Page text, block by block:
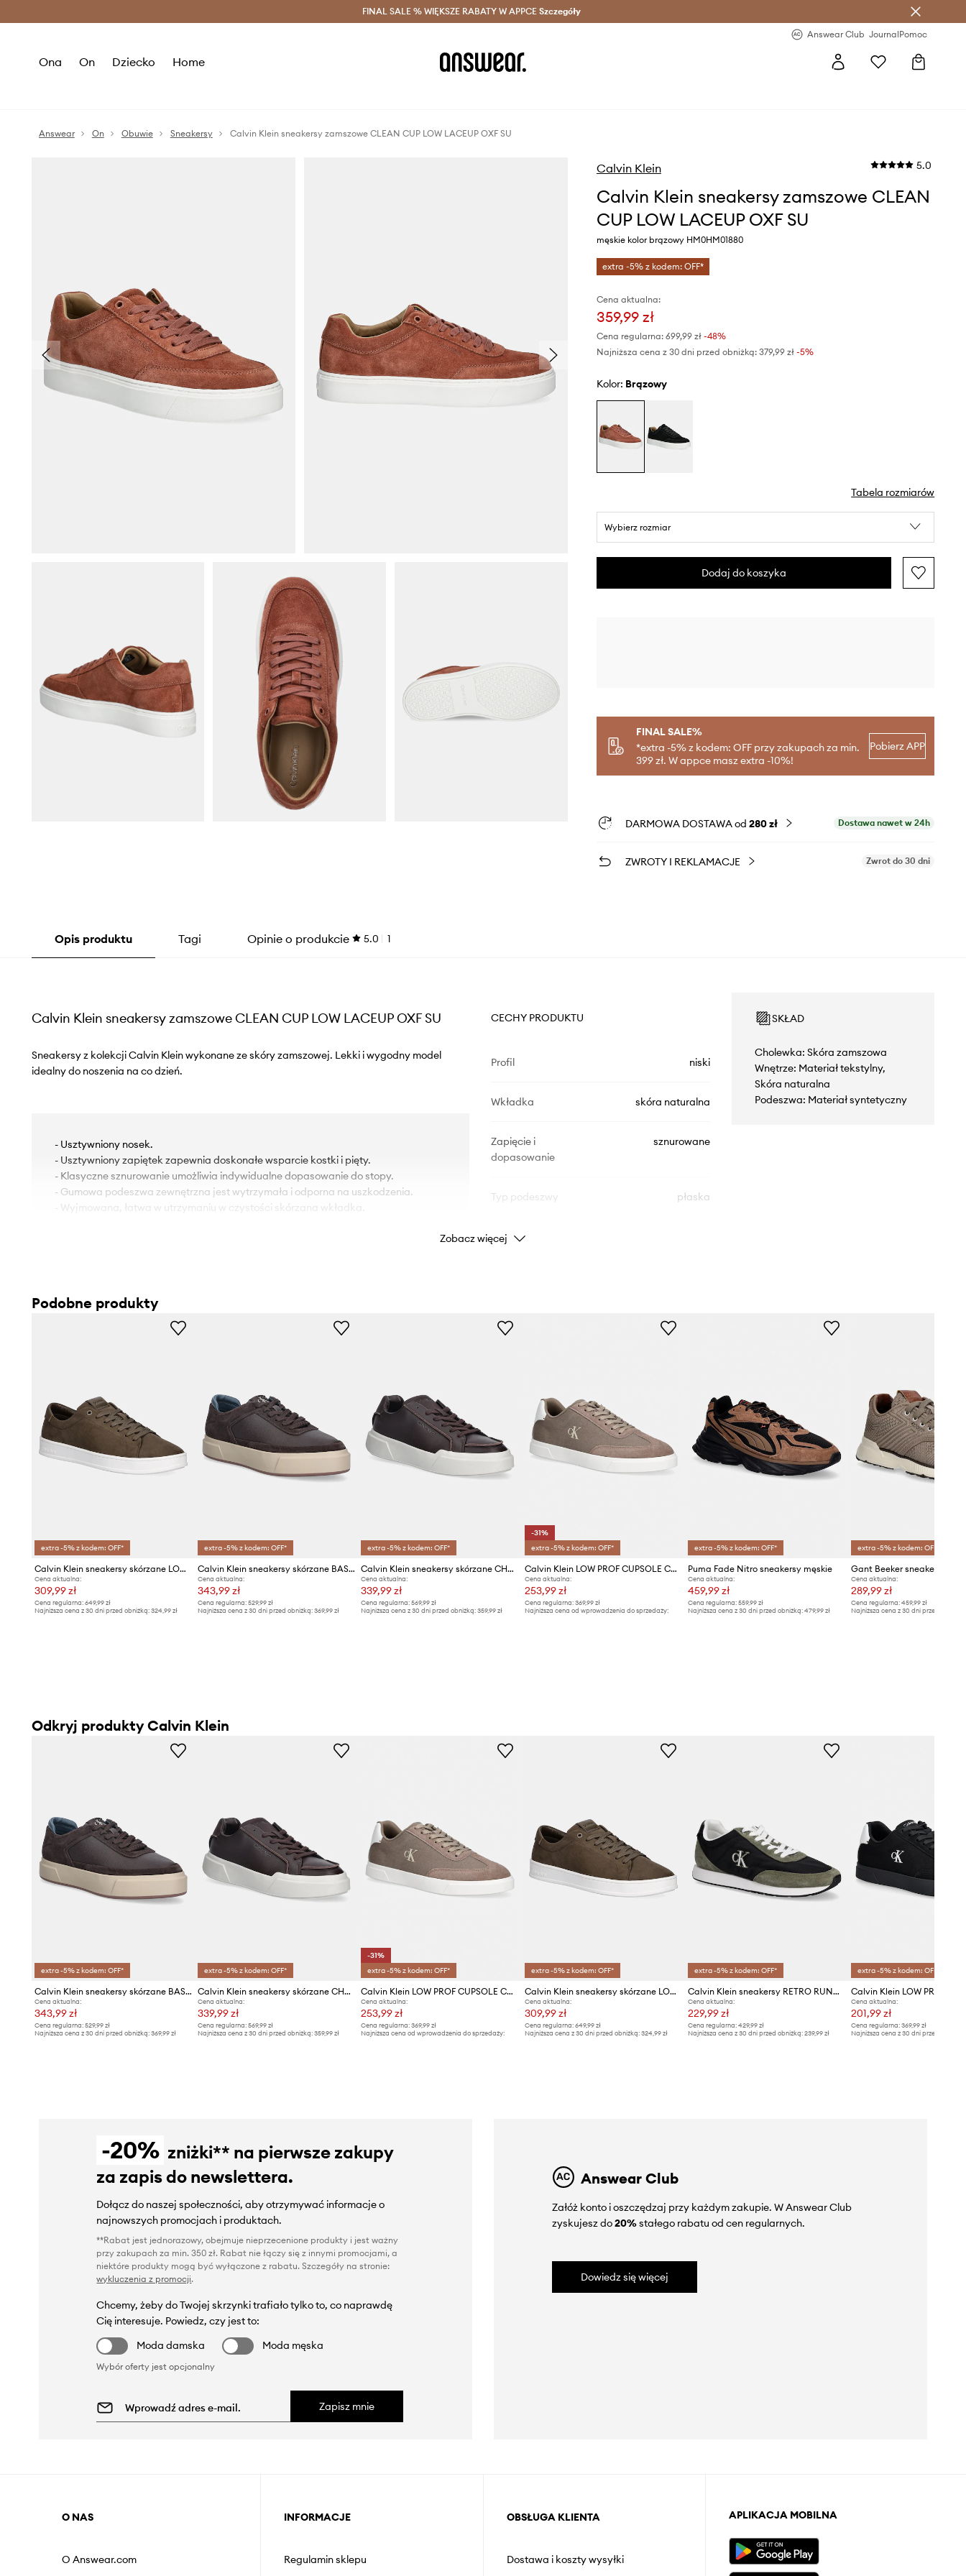
Oszczędzaj z Answear Club > Dostawa nawet w 24h >
FINAL SALE % WIĘKSZE RABATY W APPCE Szczegóły
Answear Club JournalPomoc
Ona On Dziecko Home
Answear On Obuwie Sneakersy Calvin Klein sneakersy zamszowe CLEAN CUP LOW LACEUP OXF SU
Calvin Klein 5.0
Calvin Klein sneakersy zamszowe CLEAN
CUP LOW LACEUP OXF SU
męskie kolor brązowy HM0HM01880
extra -5% z kodem: OFF*
Cena aktualna:
359,99 zł
Cena regularna: 699,99 zł-48%
Najniższa cena z 30 dni przed obniżką: 379,99 zł -5%
Kolor: brązowy
Tabela rozmiarów
Wybierz rozmiar
Dodaj do koszyka
FINAL SALE%
*extra -5% z kodem: OFF przy zakupach za min.
399 zł. W appce masz extra -10%!
Pobierz APP
DARMOWA DOSTAWA od 280 zł Dostawa nawet w 24h
ZWROTY I REKLAMACJE Zwrot do 30 dni
Opis produktu Tagi Opinie o produkcie 5.0 1
Calvin Klein sneakersy zamszowe CLEAN CUP LOW LACEUP OXF SU
Sneakersy z kolekcji Calvin Klein wykonane ze skóry zamszowej. Lekki i wygodny model
idealny do noszenia na co dzień.
- Usztywniony nosek.
- Usztywniony zapiętek zapewnia doskonałe wsparcie kostki i pięty.
- Klasyczne sznurowanie umożliwia indywidualne dopasowanie do stopy.
- Gumowa podeszwa zewnętrzna jest wytrzymała i odporna na uszkodzenia.
- Wyjmowana, łatwa w utrzymaniu w czystości skórzana wkładka.
CECHY PRODUKTU
Profil niski
Wkładka skóra naturalna
Zapięcie i
dopasowanie
sznurowane
Typ podeszwy płaska
Kolor brązowy
Producent
ID Produktu
SKŁAD
Cholewka: Skóra zamszowa
Wnętrze: Materiał tekstylny,
Skóra naturalna
Podeszwa: Materiał syntetyczny
Zobacz więcej
Podobne produkty
extra -5% z kodem: OFF*
Calvin Klein sneakersy skórzane LOW TOP LACE UP NU
Cena aktualna:
309,99 zł
Cena regularna: 649,99 zł
Najniższa cena z 30 dni przed obniżką: 324,99 zł
extra -5% z kodem: OFF*
Calvin Klein sneakersy skórzane BASKET CUPSOLE LACEUP LTH-NU
Cena aktualna:
343,99 zł
Cena regularna:529,99 zł
Najniższa cena z 30 dni przed obniżką:369,99 zł
extra -5% z kodem: OFF*
Calvin Klein sneakersy skórzane CHUNKY CUPSOLE LACE UP LTH PINCH
Cena aktualna:
339,99 zł
Cena regularna: 569,99 zł
Najniższa cena z 30 dni przed obniżką: 359,99 zł
-31%
extra -5% z kodem: OFF*
Calvin Klein LOW PROF CUPSOLE CV sneakersy męskie
Cena aktualna:
253,99 zł
Cena regularna: 369,99 zł
Najniższa cena od wprowadzenia do sprzedaży:
extra -5% z kodem: OFF*
Puma Fade Nitro sneakersy męskie
Cena aktualna:
459,99 zł
Cena regularna:559,99 zł
Najniższa cena z 30 dni przed obniżką:479,99 zł
extra -5% z kodem: OFF*
Gant Beeker sneakersy
Cena aktualna:
289,99 zł
Cena regularna: 459,99 zł
Najniższa cena z 30 dni przed obniżką:
Odkryj produkty Calvin Klein
extra -5% z kodem: OFF*
Calvin Klein sneakersy skórzane BASKET CUPSOLE LACEUP LTH-NU
Cena aktualna:
343,99 zł
Cena regularna: 529,99 zł
Najniższa cena z 30 dni przed obniżką: 369,99 zł
extra -5% z kodem: OFF*
Calvin Klein sneakersy skórzane CHUNKY CUPSOLE LACE UP LTH PINCH
Cena aktualna:
339,99 zł
Cena regularna:569,99 zł
Najniższa cena z 30 dni przed obniżką:359,99 zł
-31%
extra -5% z kodem: OFF*
Calvin Klein LOW PROF CUPSOLE CV sneakersy męskie
Cena aktualna:
253,99 zł
Cena regularna: 369,99 zł
Najniższa cena od wprowadzenia do sprzedaży:
extra -5% z kodem: OFF*
Calvin Klein sneakersy skórzane LOW TOP LACE UP NU
Cena aktualna:
309,99 zł
Cena regularna: 649,99 zł
Najniższa cena z 30 dni przed obniżką: 324,99 zł
extra -5% z kodem: OFF*
Calvin Klein sneakersy RETRO RUNNER ESS MIX MAT
Cena aktualna:
229,99 zł
Cena regularna:429,99 zł
Najniższa cena z 30 dni przed obniżką:239,99 zł
extra -5% z kodem: OFF*
Cena aktualna:
201,99 zł
Cena regularna: 369,99 zł
Najniższa cena z 30 dni przed obniżką:
-20% zniżki** na pierwsze zakupy
za zapis do newslettera.
Dołącz do naszej społeczności, aby otrzymywać informacje o
najnowszych promocjach i produktach.
**Rabat jest jednorazowy, obejmuje nieprzecenione produkty i jest ważny
przy zakupach za min. 350 zł. Rabat nie łączy się z innymi promocjami, a
niektóre produkty mogą być wyłączone z rabatu. Szczegóły na stronie:
wykluczenia z promocji.
Chcemy, żeby do Twojej skrzynki trafiało tylko to, co naprawdę
Cię interesuje. Powiedz, czy jest to:
Moda damska
Moda męska
Wybór oferty jest opcjonalny
Zapisz mnie
Answear Club
Załóż konto i oszczędzaj przy każdym zakupie. W Answear Club
zyskujesz do20%stałego rabatu od cen regularnych.
Dowiedz się więcej
O NAS
O Answear.com
INFORMACJE
Regulamin sklepu
OBSŁUGA KLIENTA
Dostawa i koszty wysyłki
APLIKACJA MOBILNA